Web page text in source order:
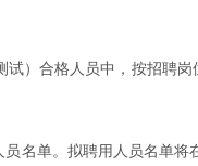
）合格人员中，按招聘
名单。拟聘用人员名单